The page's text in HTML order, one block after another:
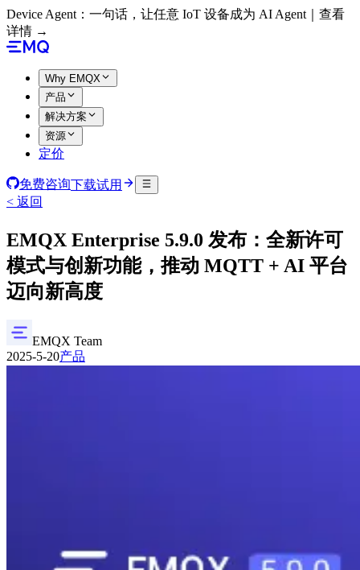
Device Agent：一句话，让任意 IoT 设备成为 AI Agent｜查看
详情 →
Why EMQX
产品
解决方案
资源
定价
免费咨询下载试用
< 返回
EMQX Enterprise 5.9.0 发布：全新许可
模式与创新功能，推动 MQTT + AI 平台
迈向新高度
EMQX Team
2025-5-20产品